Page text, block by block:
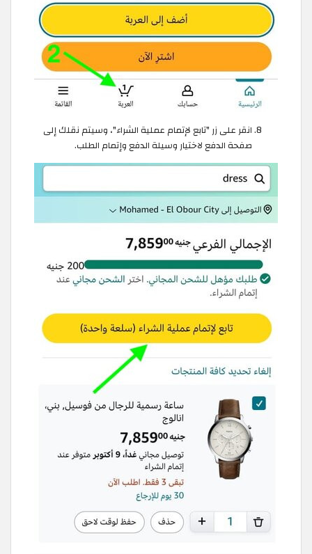
انقر على زر "تابع لإتمام عملية الشراء"، وسيتم نقلك إلى
صفحة الدفع لاختيار وسيلة الدفع وإتمام الطلب.